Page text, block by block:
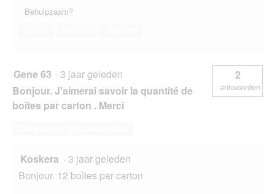
Behulpzaam?
Gene 63 · 3 jaar geleden
Bonjour. J'aimerai savoir la quantité de
boîtes par carton . Merci
2
antwoorden
Koskera · 3 jaar geleden
Bonjour. 12 boîtes par carton